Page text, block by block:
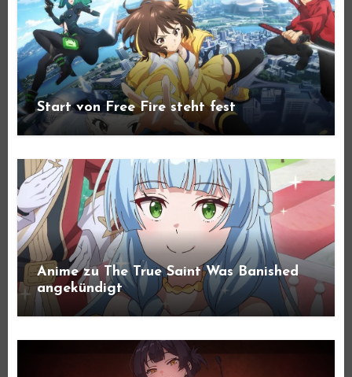
Start von Free Fire steht fest
Anime zu The True Saint Was Banished
angekündigt